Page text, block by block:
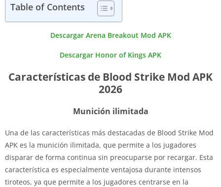
Table of Contents
Descargar Arena Breakout Mod APK
Descargar Honor of Kings APK
Características de Blood Strike Mod APK
2026
Munición ilimitada
Una de las características más destacadas de Blood Strike Mod
APK es la munición ilimitada, que permite a los jugadores
disparar de forma continua sin preocuparse por recargar. Esta
característica es especialmente ventajosa durante intensos
tiroteos, ya que permite a los jugadores centrarse en la